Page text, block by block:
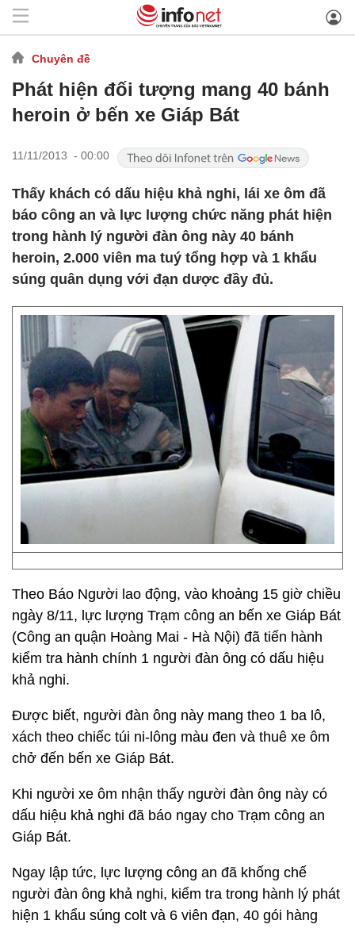
Chuyên đề
Phát hiện đối tượng mang 40 bánh
heroin ở bến xe Giáp Bát
11/11/2013 - 00:00
Thấy khách có dấu hiệu khả nghi, lái xe ôm đã
báo công an và lực lượng chức năng phát hiện
trong hành lý người đàn ông này 40 bánh
heroin, 2.000 viên ma tuý tổng hợp và 1 khẩu
súng quân dụng với đạn dược đầy đủ.
Theo Báo Người lao động, vào khoảng 15 giờ chiều
ngày 8/11, lực lượng Trạm công an bến xe Giáp Bát
(Công an quận Hoàng Mai - Hà Nội) đã tiến hành
kiểm tra hành chính 1 người đàn ông có dấu hiệu
khả nghi.
Được biết, người đàn ông này mang theo 1 ba lô,
xách theo chiếc túi ni-lông màu đen và thuê xe ôm
chở đến bến xe Giáp Bát.
Khi người xe ôm nhận thấy người đàn ông này có
dấu hiệu khả nghi đã báo ngay cho Trạm công an
Giáp Bát.
Ngay lập tức, lực lượng công an đã khống chế
người đàn ông khả nghi, kiểm tra trong hành lý phát
hiện 1 khẩu súng colt và 6 viên đạn, 40 gói hàng